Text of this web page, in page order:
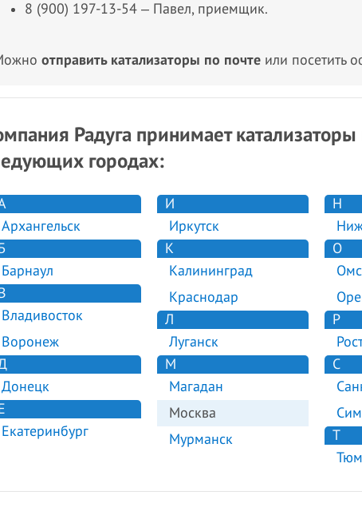
8 (900) 197-13-54 ‒ Павел, приемщик.
отправить катализаторы по почте или посетить
Радуга принимает
городах:
Архангельск
Барнаул
Владивосток
Воронеж
Донецк
Екатеринбург
И
Иркутск
К
Калининград
Краснодар
Л
Луганск
М
Магадан
Москва
Мурманск
Н
О
Р
С
Т